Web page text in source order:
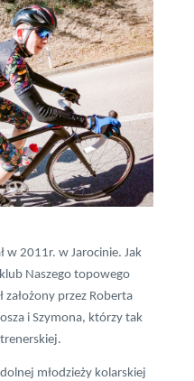
w 2011r. w Jarocinie. Jak
Naszego topowego
założony przez Roberta
i Szymona, którzy tak
młodzieży kolarskiej